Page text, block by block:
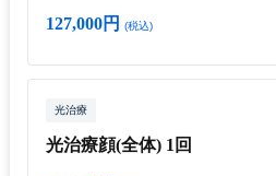
127,000円 (税込)
光治療
光治療顔(全体) 1回